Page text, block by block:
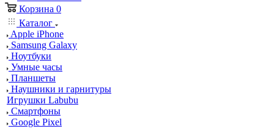
Корзина 0
Каталог
Apple iPhone
Samsung Galaxy
Ноутбуки
Умные часы
Планшеты
Наушники и гарнитуры
Игрушки Labubu
Смартфоны
Google Pixel